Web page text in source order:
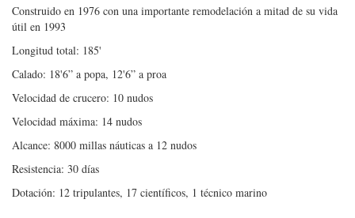
Construido en 1976 con una importante remodelación a mitad de su vida
útil en 1993
Longitud total: 185'
Calado: 18'6” a popa, 12'6” a proa
Velocidad de crucero: 10 nudos
Velocidad máxima: 14 nudos
Alcance: 8000 millas náuticas a 12 nudos
Resistencia: 30 días
Dotación: 12 tripulantes, 17 científicos, 1 técnico marino